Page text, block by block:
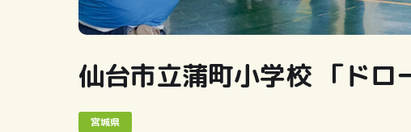
仙台市立蒲町小学校 「ドロ
宮城県